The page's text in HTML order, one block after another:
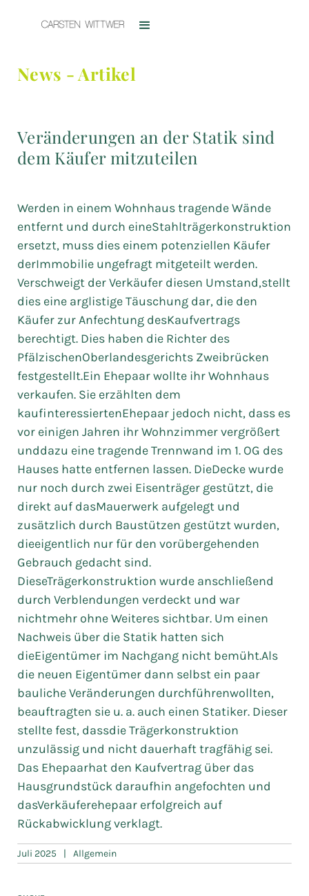
News - Artikel
Veränderungen an der Statik sind
dem Käufer mitzuteilen
Werden in einem Wohnhaus tragende Wände
entfernt und durch eineStahlträgerkonstruktion
ersetzt, muss dies einem potenziellen Käufer
derImmobilie ungefragt mitgeteilt werden.
Verschweigt der Verkäufer diesen Umstand,stellt
dies eine arglistige Täuschung dar, die den
Käufer zur Anfechtung desKaufvertrags
berechtigt. Dies haben die Richter des
PfälzischenOberlandesgerichts Zweibrücken
festgestellt.Ein Ehepaar wollte ihr Wohnhaus
verkaufen. Sie erzählten dem
kaufinteressiertenEhepaar jedoch nicht, dass es
vor einigen Jahren ihr Wohnzimmer vergrößert
unddazu eine tragende Trennwand im 1. OG des
Hauses hatte entfernen lassen. DieDecke wurde
nur noch durch zwei Eisenträger gestützt, die
direkt auf dasMauerwerk aufgelegt und
zusätzlich durch Baustützen gestützt wurden,
dieeigentlich nur für den vorübergehenden
Gebrauch gedacht sind.
DieseTrägerkonstruktion wurde anschließend
durch Verblendungen verdeckt und war
nichtmehr ohne Weiteres sichtbar. Um einen
Nachweis über die Statik hatten sich
dieEigentümer im Nachgang nicht bemüht.Als
die neuen Eigentümer dann selbst ein paar
bauliche Veränderungen durchführenwollten,
beauftragten sie u. a. auch einen Statiker. Dieser
stellte fest, dassdie Trägerkonstruktion
unzulässig und nicht dauerhaft tragfähig sei.
Das Ehepaarhat den Kaufvertrag über das
Hausgrundstück daraufhin angefochten und
dasVerkäuferehepaar erfolgreich auf
Rückabwicklung verklagt.
Juli 2025 | Allgemein